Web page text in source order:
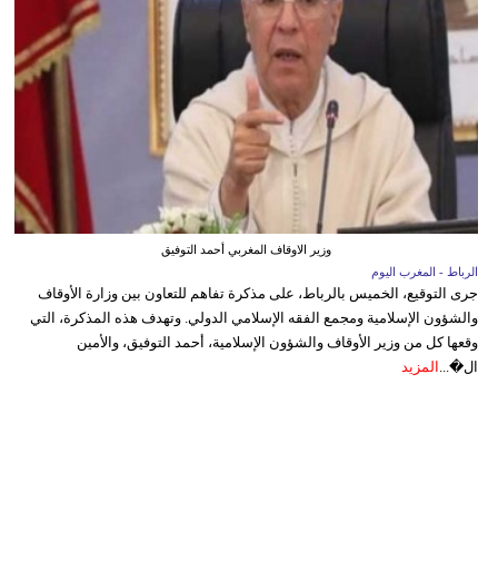
وزير الاوقاف المغربي أحمد التوفيق
الرباط - المغرب اليوم
جرى التوقيع، الخميس بالرباط، على مذكرة تفاهم للتعاون بين وزارة الأوقاف
والشؤون الإسلامية ومجمع الفقه الإسلامي الدولي. وتهدف هذه المذكرة، التي
وقعها كل من وزير الأوقاف والشؤون الإسلامية، أحمد التوفيق، والأمين
ال�... المزيد